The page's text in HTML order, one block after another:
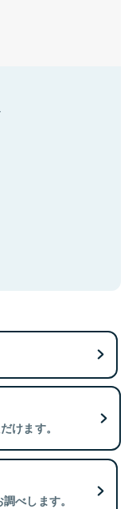
けます。
べします。